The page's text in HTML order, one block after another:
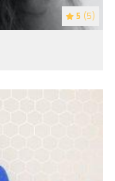
5 (5)